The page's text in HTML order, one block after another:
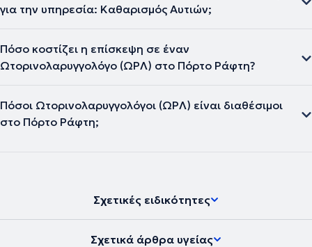
για την υπηρεσία: Καθαρισμός Αυτιών;
Πόσο κοστίζει η επίσκεψη σε έναν
Ωτορινολαρυγγολόγο (ΩΡΛ) στο Πόρτο Ράφτη?
Πόσοι Ωτορινολαρυγγολόγοι (ΩΡΛ) είναι διαθέσιμοι
στο Πόρτο Ράφτη;
Σχετικές ειδικότητες
Σχετικά άρθρα υγείας